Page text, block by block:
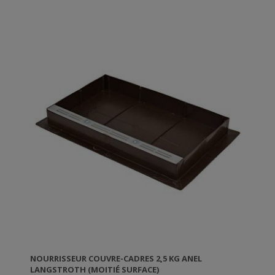
NOURRISSEUR COUVRE-CADRES 2,5 KG ANEL
LANGSTROTH (MOITIÉ SURFACE)